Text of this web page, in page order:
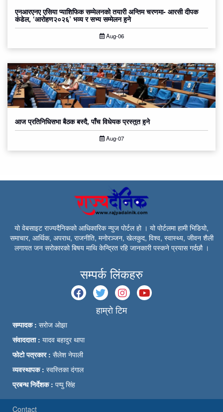
एनआरएनए एसिया प्याशिफिक सम्मेलनको तयारी अन्तिम चरणमा- आरसी दीपक
कंडेल, ‘आरोहण२०२६’ भव्य र सभ्य सम्मेलन हुने
Aug-06
आज प्रतिनिधिसभा बैठक बस्दै, पाँच विधेयक प्रस्तुत हुने
Aug-07
यो वेबसाइट राज्यदैनिकको आधिकारिक न्युज पोर्टल हो । यो पोर्टलमा हामी भिडियो,
समाचार, आर्थिक, अपराध, राजनीति, मनोरञ्जन, खेलकुद, विश्व, स्वास्थ्य, जीवन शैली
लगायत जन सरोकारको बिषय माथि केन्द्रित रहि जानकारी पस्कने प्रयास गर्दछौ ।
सम्पर्क लिंकहरु
हाम्रो टिम
सम्पादक : सरोज ओझा
संवाददाता : यादव बहादुर थापा
फोटो पत्रकार : सैलेश नेपाली
व्यवस्थापक : स्वस्तिका दंगाल
प्रबन्ध निर्देशक : पप्पु सिंह
Contact